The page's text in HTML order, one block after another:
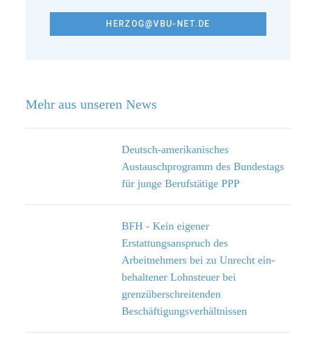
Mehr aus unseren News
Deutsch-amerikanisches
Austauschprogramm des Bundestags
für junge Berufs­tätige PPP
BFH - Kein eigener
Erstattungsanspruch des
Arbeitnehmers bei zu Unrecht ein­
behaltener Lohnsteuer bei
grenzüberschreitenden
Beschäftigungsverhältnissen
HERZOG@VBU-NET.DE